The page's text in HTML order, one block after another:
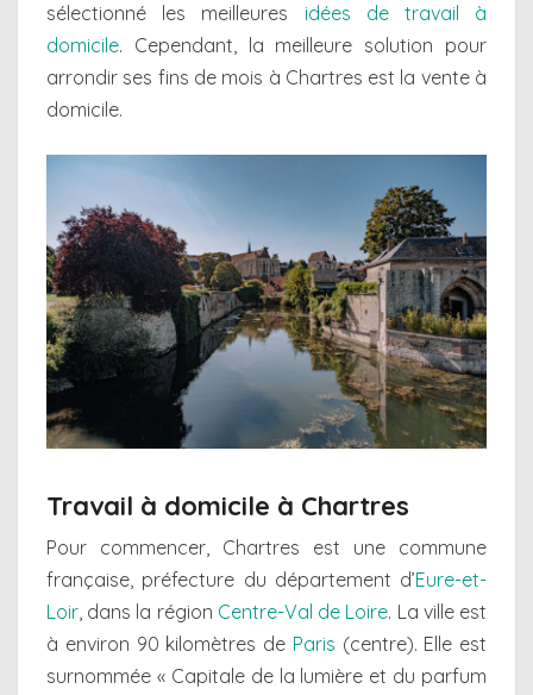
sélectionné les meilleures idées de travail à
domicile. Cependant, la meilleure solution pour
arrondir ses fins de mois à Chartres est la vente à
domicile.
Travail à domicile à Chartres
Pour commencer, Chartres est une commune
française, préfecture du département d’Eure-et-
Loir, dans la région Centre-Val de Loire. La ville est
à environ 90 kilomètres de Paris (centre). Elle est
surnommée « Capitale de la lumière et du parfum